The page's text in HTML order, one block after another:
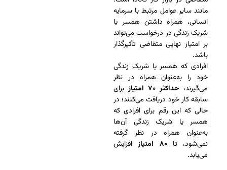
مانند سایر عوامل مرتبط با سرمایه
انسانی، همراه داشتن همسر یا
شریک زندگی در درخواست می‌تواند
بر امتیاز نهایی متقاضی تأثیرگذار
باشد.
افرادی که همسر یا شریک زندگی
خود را به‌عنوان همراه در نظر
می‌گیرند، حداکثر ۷۰ امتیاز
برای
سابقه کار خود دریافت می‌کنند؛ در
حالی که این رقم برای افرادی که
همسر یا شریک زندگی آن‌ها
به‌عنوان همراه در نظر گرفته
نمی‌شود، تا۸۰ امتیاز
افزایش
می‌یابد.